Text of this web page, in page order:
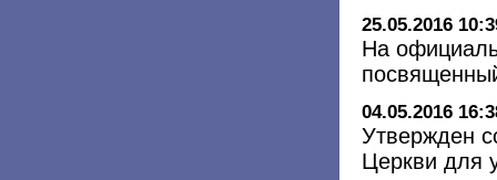
25.05.2016
На
04.05.2016
Утвержден
Церкви для